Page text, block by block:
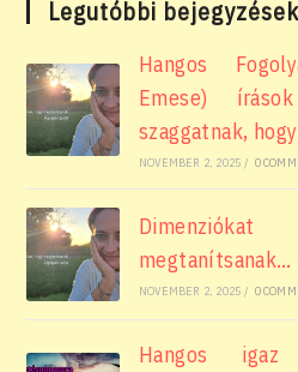
Legutóbbi bejegyzések
Hangos
Emese)
szaggatnak,
NOVEMBER 2, 2025 / 0
Dimenziókat
megtanítsanak…
NOVEMBER 2, 2025 / 0
Hangos